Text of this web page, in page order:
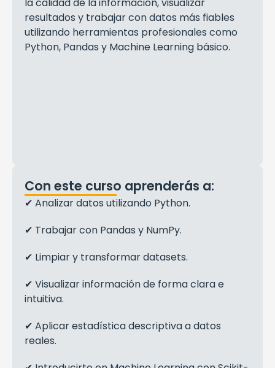
resultados y trabajar con datos más fiables
utilizando herramientas profesionales como
Python, Pandas y Machine Learning básico.
Con este curso aprenderás a:
✔ Analizar datos utilizando Python.
✔ Trabajar con Pandas y NumPy.
✔ Limpiar y transformar datasets.
✔ Visualizar información de forma clara e
intuitiva.
✔ Aplicar estadística descriptiva a datos
reales.